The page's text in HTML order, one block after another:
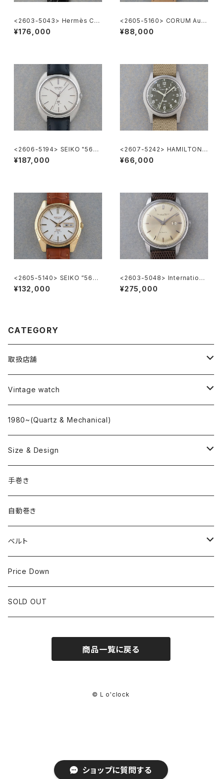
ショップに質問する
<2603-5043> Hermès Car
rick
¥176,000
<2605-5160> CORUM Auto
matic
¥88,000
<2606-5194> SEIKO "56G
S" Grand Seiko
¥187,000
<2607-5242> HAMILTON
Khaki Nature
¥66,000
<2605-5140> SEIKO ”56K
S" KING SEIKO
¥132,000
<2603-5048> Internationa
l National Co. Ref.648A
¥275,000
CATEGORY
取扱店舗
L o'clock
"delve"
Vintage watch
海外ブランド
OMEGA
ROLEX
国産ブランド
SEIKO
CITIZEN
1980~(Quartz & Mechanical)
Size & Design
~24.9mm
25mm~29.9mm
30mm~34.9mm
35mm~39.9mm
40mm~
手巻き
自動巻き
ベルト
HIRSCHベルト
SSブレスレット
Price Down
SOLD OUT
商品一覧に戻る
© L o'clock